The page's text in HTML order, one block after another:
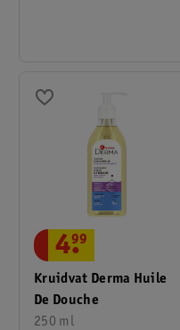
Kruidvat Derma Huile
De Douche
250 ml
4.
99